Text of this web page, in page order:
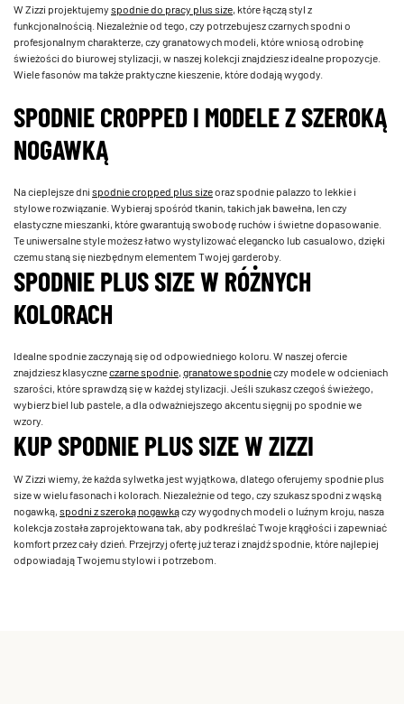
W Zizzi projektujemyspodnie do pracy plus size, które łączą styl z
funkcjonalnością. Niezależnie od tego, czy potrzebujesz czarnych spodni o
profesjonalnym charakterze, czy granatowych modeli, które wniosą odrobinę
świeżości do biurowej stylizacji, w naszej kolekcji znajdziesz idealne propozycje.
Wiele fasonów ma także praktyczne kieszenie, które dodają wygody.
SPODNIE CROPPED I MODELE Z SZEROKĄ
NOGAWKĄ
Na cieplejsze dnispodnie cropped plus sizeoraz spodnie palazzo to lekkie i
stylowe rozwiązanie. Wybieraj spośród tkanin, takich jak bawełna, len czy
elastyczne mieszanki, które gwarantują swobodę ruchów i świetne dopasowanie.
Te uniwersalne style możesz łatwo wystylizować elegancko lub casualowo, dzięki
czemu staną się niezbędnym elementem Twojej garderoby.
SPODNIE PLUS SIZE W RÓŻNYCH
KOLORACH
Idealne spodnie zaczynają się od odpowiedniego koloru. W naszej ofercie
znajdziesz klasyczneczarne spodnie,granatowe spodnieczy modele w odcieniach
szarości, które sprawdzą się w każdej stylizacji. Jeśli szukasz czegoś świeżego,
wybierz biel lub pastele, a dla odważniejszego akcentu sięgnij po spodnie we
wzory.
KUP SPODNIE PLUS SIZE W ZIZZI
W Zizzi wiemy, że każda sylwetka jest wyjątkowa, dlatego oferujemy spodnie plus
size w wielu fasonach i kolorach. Niezależnie od tego, czy szukasz spodni z wąską
nogawką,spodni z szeroką nogawkączy wygodnych modeli o luźnym kroju, nasza
kolekcja została zaprojektowana tak, aby podkreślać Twoje krągłości i zapewniać
komfort przez cały dzień. Przejrzyj ofertę już teraz i znajdź spodnie, które najlepiej
odpowiadają Twojemu stylowi i potrzebom.